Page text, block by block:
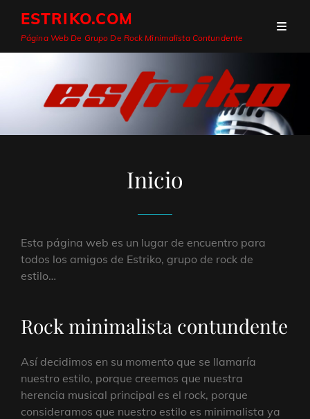
ESTRIKO.COM
Página Web De Grupo De Rock Minimalista Contundente
Inicio
Esta página web es un lugar de encuentro para
todos los amigos de Estriko, grupo de rock de
estilo…
Rock minimalista contundente
Así decidimos en su momento que se llamaría
nuestro estilo, porque creemos que nuestra
herencia musical principal es el rock, porque
consideramos que nuestro estilo es minimalista ya